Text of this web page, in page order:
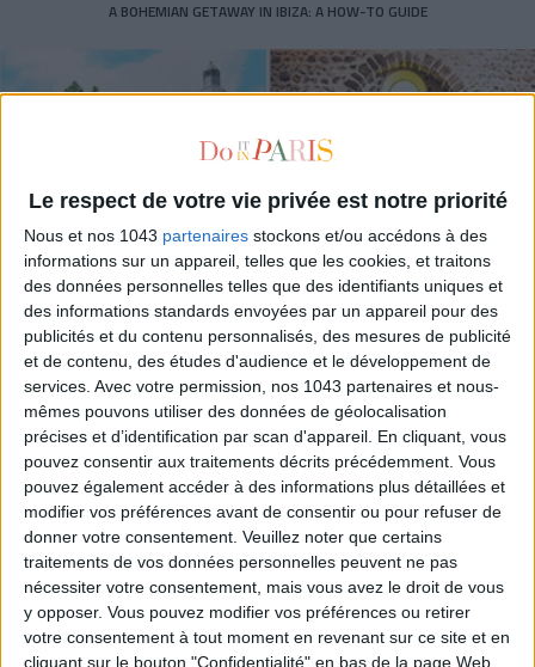
Le respect de votre vie privée est notre priorité
Nous et nos 1043 partenaires stockons et/ou accédons à des
informations sur un appareil, telles que les cookies, et traitons
des données personnelles telles que des identifiants uniques et
des informations standards envoyées par un appareil pour des
publicités et du contenu personnalisés, des mesures de publicité
et de contenu, des études d'audience et le développement de
services. Avec votre permission, nos 1043 partenaires et nous-
mêmes pouvons utiliser des données de géolocalisation
précises et d’identification par scan d'appareil. En cliquant, vous
pouvez consentir aux traitements décrits précédemment. Vous
pouvez également accéder à des informations plus détaillées et
modifier vos préférences avant de consentir ou pour refuser de
donner votre consentement. Veuillez noter que certains
traitements de vos données personnelles peuvent ne pas
nécessiter votre consentement, mais vous avez le droit de vous
y opposer. Vous pouvez modifier vos préférences ou retirer
votre consentement à tout moment en revenant sur ce site et en
cliquant sur le bouton "Confidentialité" en bas de la page Web.
A BOHEMIAN GETAWAY IN IBIZA: A HOW-TO GUIDE
A GREEN WEEKEND IN LE PERCHE: OUR TOP PICKS